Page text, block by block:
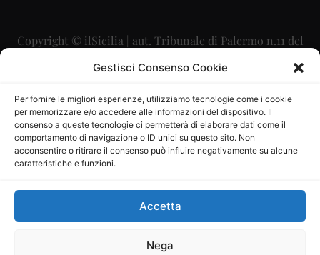
Gestisci Consenso Cookie
Per fornire le migliori esperienze, utilizziamo tecnologie come i cookie
per memorizzare e/o accedere alle informazioni del dispositivo. Il
consenso a queste tecnologie ci permetterà di elaborare dati come il
comportamento di navigazione o ID unici su questo sito. Non
acconsentire o ritirare il consenso può influire negativamente su alcune
caratteristiche e funzioni.
Accetta
Nega
Copyright © ilSicilia | aut. Tribunale di Palermo n.11 del
29/09/2015
Direttore Editoriale: Maurizio Scaglione
Direttore Responsabile: Maria Calabrese
P.IVA: 06334930820
Mercurio Comunicazione Società Cooperativa a r.l. è
iscritta al Registro degli Operatori di Comunicazione al